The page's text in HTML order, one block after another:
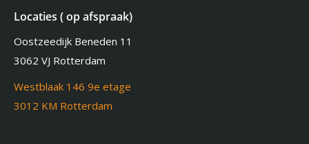
Locaties ( op afspraak)
Oostzeedijk Beneden 11
3062 VJ Rotterdam
Westblaak 146 9e etage
3012 KM Rotterdam